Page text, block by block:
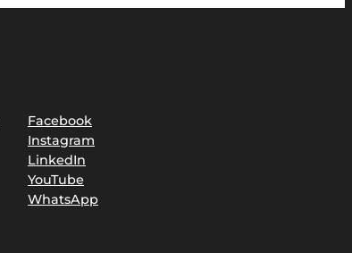
Facebook
Instagram
LinkedIn
YouTube
WhatsApp